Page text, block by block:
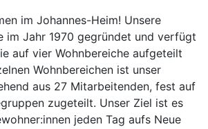
im Johannes-Heim! Unsere
im Jahr 1970 gegründet und verfügt
auf vier Wohnbereiche aufgeteilt
Wohnbereichen ist unser
aus 27 Mitarbeitenden, fest auf
zugeteilt. Unser Ziel ist es
jeden Tag aufs Neue